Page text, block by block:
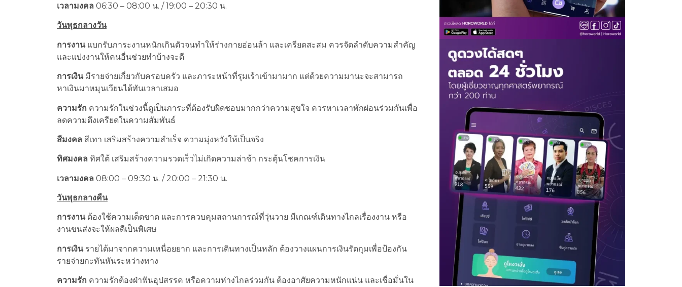
เวลามงคล 06:30 – 08:00 น. / 19:00 – 20:30 น.
วันพุธกลางวัน
การงานแบกรับภาระงานหนักเกินตัวจนทำให้ร่างกายอ่อนล้า และเครียดสะสม ควรจัดลำดับความสำคัญ
และแบ่งงานให้คนอื่นช่วยทำบ้างจะดี
การเงินมีรายจ่ายเกี่ยวกับครอบครัว และภาระหน้าที่รุมเร้าเข้ามามาก แต่ด้วยความมานะจะสามารถ
หาเงินมาหมุนเวียนได้ทันเวลาเสมอ
ความรัก ความรักในช่วงนี้ดูเป็นภาระที่ต้องรับผิดชอบมากกว่าความสุขใจ ควรหาเวลาพักผ่อนร่วมกันเพื่อ
ลดความตึงเครียดในความสัมพันธ์
สีมงคล สีเทา เสริมสร้างความสำเร็จ ความมุ่งหวังให้เป็นจริง
ทิศมงคล ทิศใต้ เสริมสร้างความรวดเร็วไม่เกิดความล่าช้า กระตุ้นโชคการเงิน
เวลามงคล 08:00 – 09:30 น. / 20:00 – 21:30 น.
วันพุธกลางคืน
การงานต้องใช้ความเด็ดขาด และการควบคุมสถานการณ์ที่วุ่นวาย มีเกณฑ์เดินทางไกลเรื่องงาน หรือ
งานขนส่งจะให้ผลดีเป็นพิเศษ
การเงินรายได้มาจากความเหนื่อยยาก และการเดินทางเป็นหลัก ต้องวางแผนการเงินรัดกุมเพื่อป้องกัน
รายจ่ายกะทันหันระหว่างทาง
ความรัก ความรักต้องฝ่าฟันอุปสรรค หรือความห่างไกลร่วมกัน ต้องอาศัยความหนักแน่น และเชื่อมั่นใน